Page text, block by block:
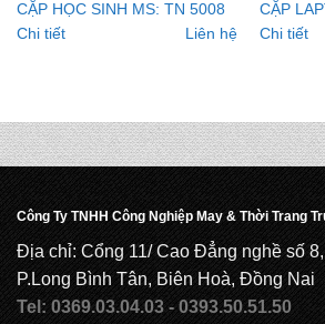
CẶP HỌC SINH MS: TN 5008
Chi tiết
Liên hệ
CẶP
Chi tiết
Công Ty TNHH Công Nghiệp May & Thời Trang
Địa chỉ: Cổng 11/ Cao Đẳng nghề số
P.Long Bình Tân, Biên Hoà, Đồng Nai
Tel: 0369.03.04.03 - 0393.50.51.50